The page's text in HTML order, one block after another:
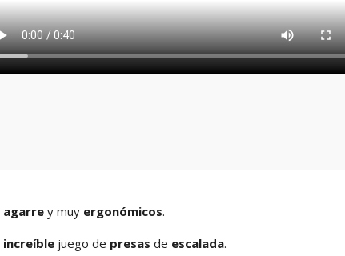
agarre y muy ergonómicos.
increíble juego de presas de escalada.